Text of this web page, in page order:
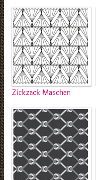
Zickzack Maschen